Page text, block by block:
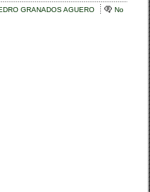
GRANADOS AGUERO
No